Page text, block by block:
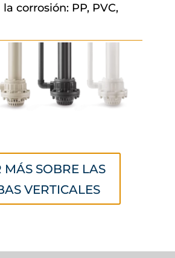
corrosión: PP, PVC,
MÁS SOBRE LAS
VERTICALES